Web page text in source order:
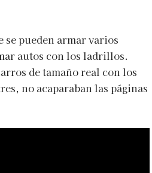
pueden armar varios
autos con los ladrillos.
de tamaño real con los
no acaparaban las páginas